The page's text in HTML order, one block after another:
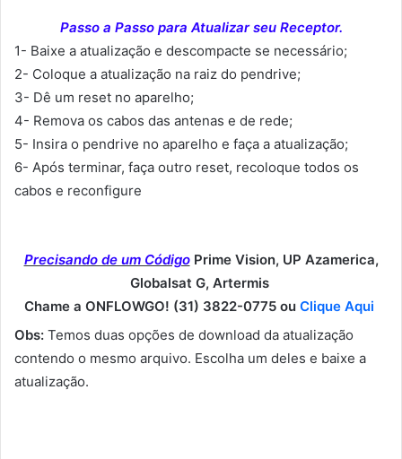
Passo a Passo para Atualizar seu Receptor.
1- Baixe a atualização e descompacte se necessário;
2- Coloque a atualização na raiz do pendrive;
3- Dê um reset no aparelho;
4- Remova os cabos das antenas e de rede;
5- Insira o pendrive no aparelho e faça a atualização;
6- Após terminar, faça outro reset, recoloque todos os
cabos e reconfigure
Precisando de um Código Prime Vision, UP Azamerica,
Globalsat G, Artermis
Chame a ONFLOWGO! (31) 3822-0775 ou Clique Aqui
Obs: Temos duas opções de download da atualização
contendo o mesmo arquivo. Escolha um deles e baixe a
atualização.